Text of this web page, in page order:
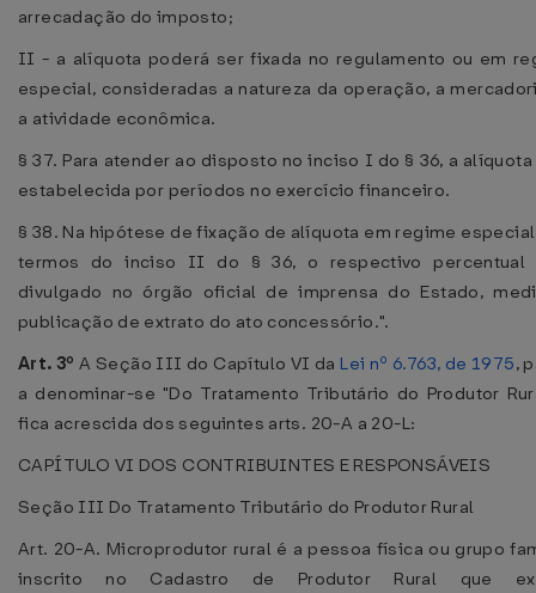
arrecadação do imposto;
II - a alíquota poderá ser fixada no regulamento ou em
especial, consideradas a natureza da operação, a
a atividade econômica.
§ 37. Para atender ao disposto no inciso I do § 36, a
estabelecida por períodos no exercício financeiro.
§ 38. Na hipótese de fixação de alíquota em regime
termos do inciso II do § 36, o respectivo percentual
divulgado no órgão oficial de imprensa do Estado,
publicação de extrato do ato concessório.".
Art. 3º A Seção III do Capítulo VI da Lei nº 6.763, de 1975,
a denominar-se "Do Tratamento Tributário do Produtor
fica acrescida dos seguintes arts. 20-A a 20-L:
CAPÍTULO VI DOS CONTRIBUINTES E RESPONSÁVEIS
Seção III Do Tratamento Tributário do Produtor Rural
Art. 20-A. Microprodutor rural é a pessoa física ou grupo
inscrito no Cadastro de Produtor Rural que